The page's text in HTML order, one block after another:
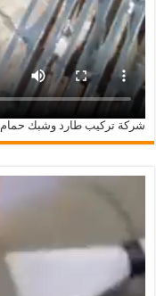
شركة تركيب طارد وشبك حمام